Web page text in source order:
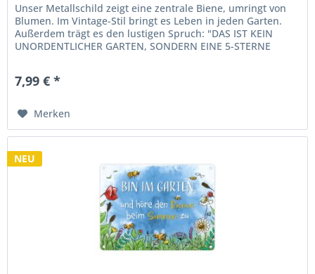
Unser Metallschild zeigt eine zentrale Biene, umringt von
Blumen. Im Vintage-Stil bringt es Leben in jeden Garten.
Außerdem trägt es den lustigen Spruch: "DAS IST KEIN
UNORDENTLICHER GARTEN, SONDERN EINE 5-STERNE
7,99 € *
Merken
NEU